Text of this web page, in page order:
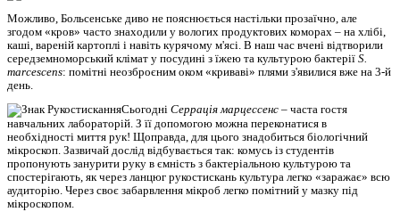
Можливо, Больсенське диво не пояснюється настільки прозаїчно, але
згодом «кров» часто знаходили у вологих продуктових коморах – на хлібі,
каші, вареній картоплі і навіть курячому м'ясі. В наш час вчені відтворили
середземноморський клімат у посудині з їжею та культурою бактерії S.
marcescens: помітні неозброєним оком «криваві» плями з'явилися вже на 3-й
день.
Сьогодні Серрація марцессенс – часта гостя
навчальних лабораторій. З її допомогою можна переконатися в
необхідності миття рук! Щоправда, для цього знадобиться біологічний
мікроскоп. Зазвичай дослід відбувається так: комусь із студентів
пропонують занурити руку в ємність з бактеріальною культурою та
спостерігають, як через ланцюг рукостискань культура легко «заражає» всю
аудиторію. Через своє забарвлення мікроб легко помітний у мазку під
мікроскопом.